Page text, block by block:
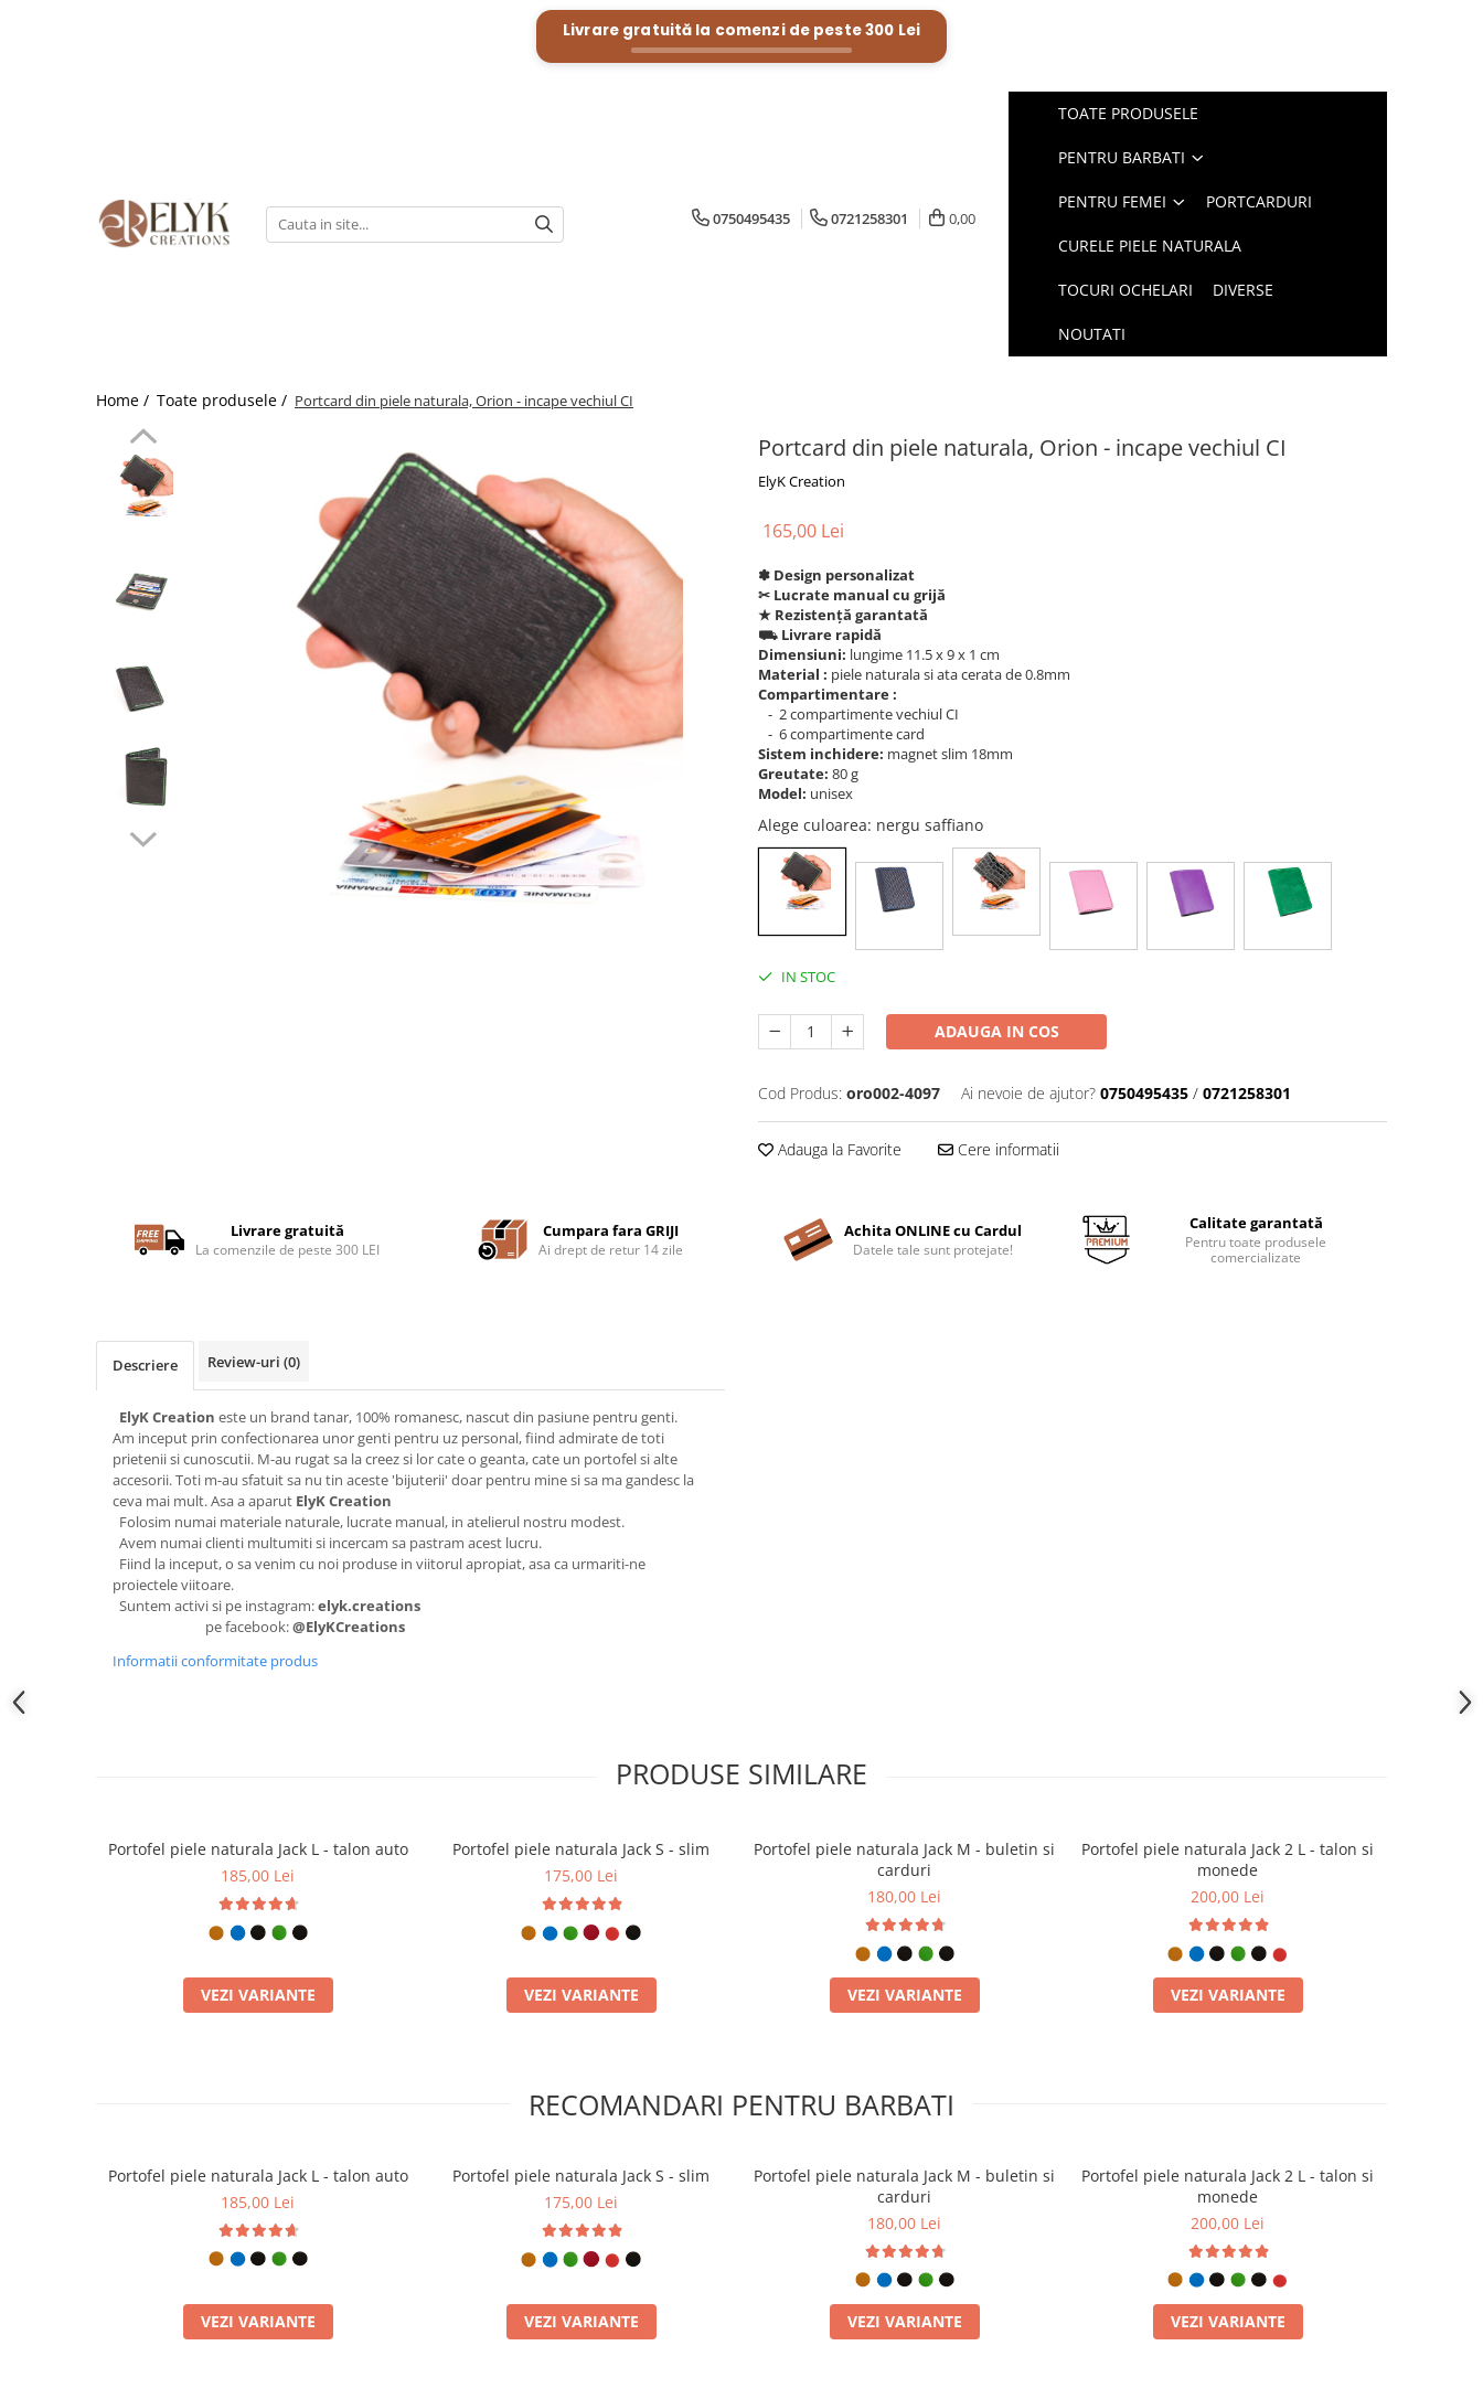
Livrare gratuită la comenzi de peste300 Lei
0750495435 0721258301 0,00
TOATE PRODUSELE
PENTRU BARBATI
PENTRU FEMEI PORTCARDURI
CURELE PIELE NATURALA
TOCURI OCHELARI DIVERSE
NOUTATI
Home / Toate produsele / Portcard din piele naturala, Orion - incape vechiul CI
Portcard din piele naturala, Orion - incape vechiul CI
ElyK Creation
165,00 Lei
✽ Design personalizat
✂︎ Lucrate manual cu grijă
★ Rezistență garantată
⛟ Livrare rapidă
Dimensiuni: lungime 11.5 x 9 x 1 cm
Material : piele naturala si ata cerata de 0.8mm
Compartimentare :
- 2 compartimente vechiul CI
- 6 compartimente card
Sistem inchidere: magnet slim 18mm
Greutate: 80 g
Model: unisex
Alege culoarea: nergu saffiano
IN STOC
ADAUGA IN COS
Cod Produs: oro002-4097 Ai nevoie de ajutor? 0750495435 / 0721258301
Adauga la Favorite Cere informatii
Livrare gratuită
La comenzile de peste 300 LEI
Cumpara fara GRIJI
Ai drept de retur 14 zile
Achita ONLINE cu Cardul
Datele tale sunt protejate!
Calitate garantată
Pentru toate produsele
comercializate
Descriere Review-uri (0)
ElyK Creation este un brand tanar, 100% romanesc, nascut din pasiune pentru genti.
Am inceput prin confectionarea unor genti pentru uz personal, fiind admirate de toti
prietenii si cunoscutii. M-au rugat sa la creez si lor cate o geanta, cate un portofel si alte
accesorii. Toti m-au sfatuit sa nu tin aceste 'bijuterii' doar pentru mine si sa ma gandesc la
ceva mai mult. Asa a aparut ElyK Creation
Folosim numai materiale naturale, lucrate manual, in atelierul nostru modest.
Avem numai clienti multumiti si incercam sa pastram acest lucru.
Fiind la inceput, o sa venim cu noi produse in viitorul apropiat, asa ca urmariti-ne
proiectele viitoare.
Suntem activi si pe instagram:elyk.creations
pe facebook:@ElyKCreations
Informatii conformitate produs
PRODUSE SIMILARE
Portofel piele naturala Jack L - talon auto
185,00 Lei
VEZI VARIANTE
Portofel piele naturala Jack S - slim
175,00 Lei
VEZI VARIANTE
Portofel piele naturala Jack M - buletin si
carduri
180,00 Lei
VEZI VARIANTE
Portofel piele naturala Jack 2 L - talon si
monede
200,00 Lei
VEZI VARIANTE
RECOMANDARI PENTRU BARBATI
Portofel piele naturala Jack L - talon auto
185,00 Lei
VEZI VARIANTE
Portofel piele naturala Jack S - slim
175,00 Lei
VEZI VARIANTE
Portofel piele naturala Jack M - buletin si
carduri
180,00 Lei
VEZI VARIANTE
Portofel piele naturala Jack 2 L - talon si
monede
200,00 Lei
VEZI VARIANTE